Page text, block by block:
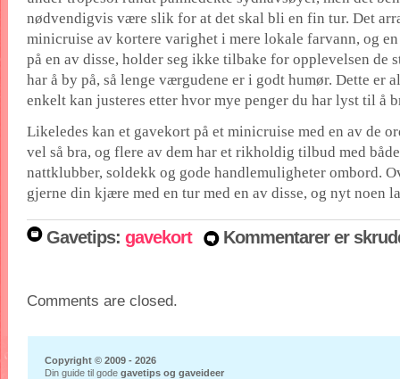
nødvendigvis være slik for at det skal bli en fin tur. Det
minicruise av kortere varighet i mere lokale farvann, og
på en av disse, holder seg ikke tilbake for opplevelsen de
har å by på, så lenge værgudene er i godt humør. Dette er
enkelt kan justeres etter hvor mye penger du har lyst til å
Likeledes kan et gavekort på et minicruise med en av de
vel så bra, og flere av dem har et rikholdig tilbud med
nattklubber, soldekk og gode handlemuligheter ombord.
gjerne din kjære med en tur med en av disse, og nyt noen
Gavetips: gavekort Kommentarer er
Comments are closed.
Copyright © 2009 - 2026
Din guide til gode gavetips og gaveideer